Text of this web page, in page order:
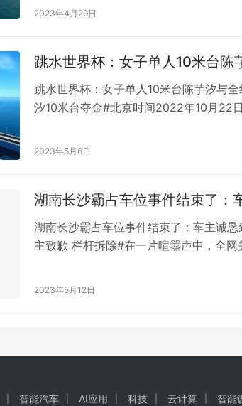
堂兄妹都觉得自己尽到了主要的赡养义
养义务…
2023年4月29日
跳水世界杯：女子单人10米台陈
跳水世界杯：女子单人10米台陈芋汐与
汐10米台夺金#北京时间2022年10月22
陈芋汐以449.85分获得冠军，全红婵以
2023年5月6日
湖南长沙霸占车位事件结束了：
湖南长沙霸占车位事件结束了：车主诚
主致歉 栏杆拆除#在一片喧嚣声中，全
车位主人刘女士和车位主人唐女士。双
2023年5月12日
智能汽车 AI应用 科技 云计算 智能